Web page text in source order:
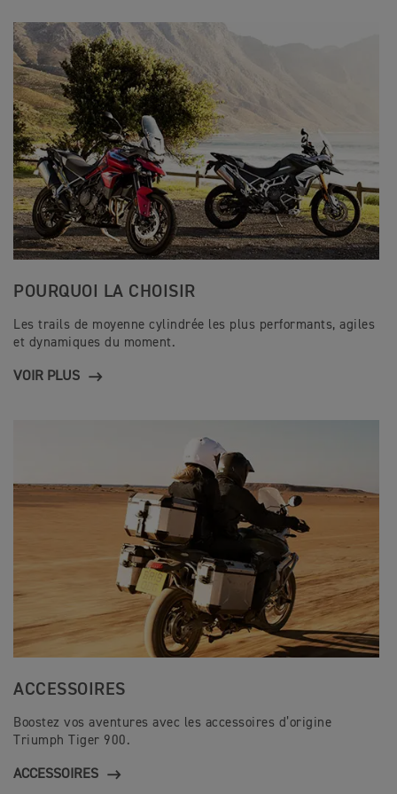
POURQUOI LA CHOISIR
Les trails de moyenne cylindrée les plus performants, agiles
et dynamiques du moment.
VOIR PLUS
ACCESSOIRES
Boostez vos aventures avec les accessoires d’origine
Triumph Tiger 900.
ACCESSOIRES